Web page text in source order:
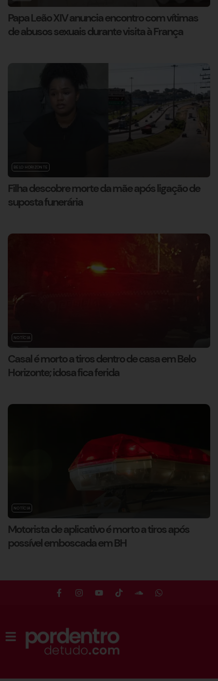
Papa Leão XIV anuncia encontro com vítimas
de abusos sexuais durante visita à França
BELO HORIZONTE
Filha descobre morte da mãe após ligação de
suposta funerária
NOTÍCIA
Casal é morto a tiros dentro de casa em Belo
Horizonte; idosa fica ferida
NOTÍCIA
Motorista de aplicativo é morto a tiros após
possível emboscada em BH